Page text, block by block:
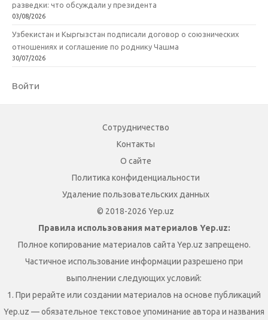
разведки: что обсуждали у президента
03/08/2026
Узбекистан и Кыргызстан подписали договор о союзнических
отношениях и соглашение по роднику Чашма
30/07/2026
Войти
Сотрудничество
Контакты
О сайте
Политика конфиденциальности
Удаление пользовательских данных
© 2018-2026 Yep.uz
Правила использования материалов Yep.uz:
Полное копирование материалов сайта Yep.uz запрещено.
Частичное использование информации разрешено при
выполнении следующих условий:
1. При рерайте или создании материалов на основе публикаций
Yep.uz — обязательное текстовое упоминание автора и названия